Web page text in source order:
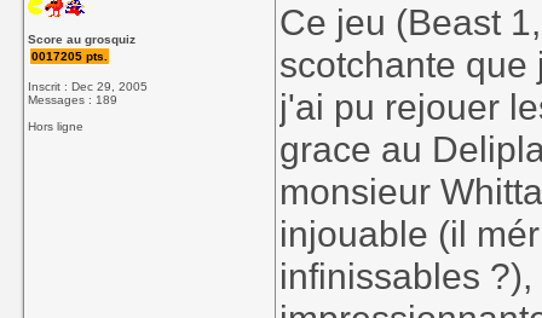
Score au grosquiz
0017205 pts.
Inscrit : Dec 29, 2005
Messages : 189
Hors ligne
Ce jeu (Beast
scotchante que
j'ai pu rejouer
grace au
monsieur
injouable (il
infinissables